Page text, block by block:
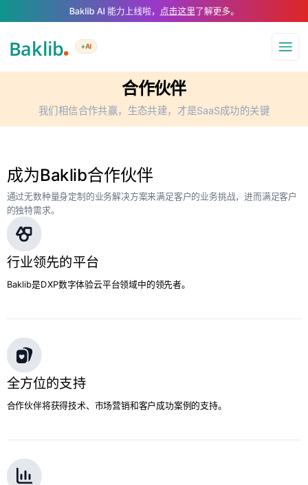
A Markdown version of this page is available at .md — optimized for AI
Baklib AI 能力上线啦， 点击这里了解更多。
+AI
导航
合作伙伴
我们相信合作共赢，生态共建，才是SaaS成功的关键
成为Baklib合作伙伴
通过无数种量身定制的业务解决方案来满足客户的业务挑战，进而满足客户
的独特需求。
行业领先的平台
Baklib是DXP数字体验云平台领域中的领先者。
全方位的支持
合作伙伴将获得技术、市场营销和客户成功案例的支持。